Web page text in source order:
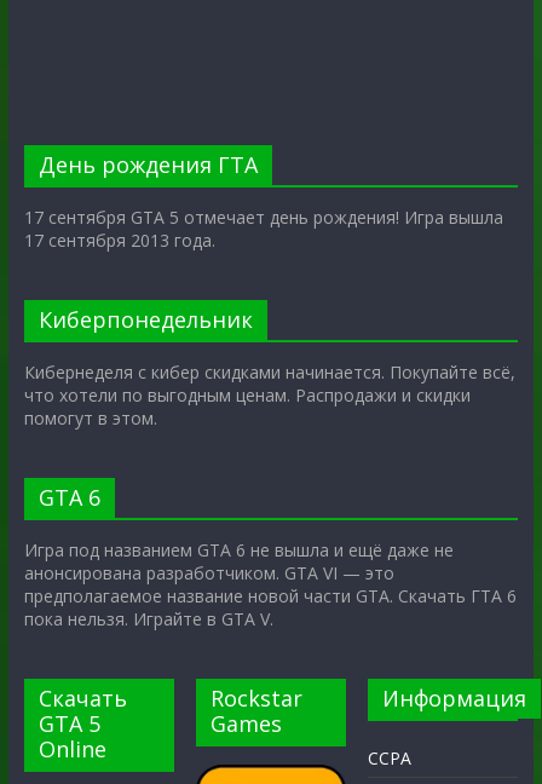
День рождения ГТА
17 сентября GTA 5 отмечает день рождения! Игра вышла
17 сентября 2013 года.
Киберпонедельник
Кибернеделя с кибер скидками начинается. Покупайте всё,
что хотели по выгодным ценам. Распродажи и скидки
помогут в этом.
GTA 6
Игра под названием GTA 6 не вышла и ещё даже не
анонсирована разработчиком. GTA VI — это
предполагаемое название новой части GTA. Скачать ГТА 6
пока нельзя. Играйте в GTA V.
Скачать
GTA 5
Online
Rockstar
Games
Информация
CCPA